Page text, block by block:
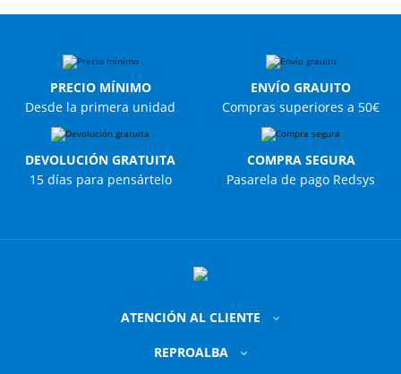
PRECIO MÍNIMO
Desde la primera unidad
ENVÍO GRAUITO
Compras superiores a 50€
DEVOLUCIÓN GRATUITA
15 días para pensártelo
COMPRA SEGURA
Pasarela de pago Redsys
ATENCIÓN AL CLIENTE
REPROALBA